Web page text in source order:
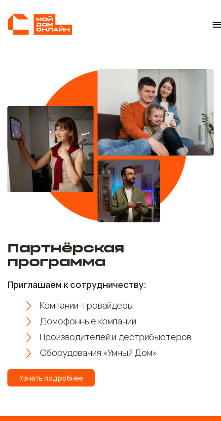
Партнёрская
программа
Приглашаем к сотрудничеству:
Компании-провайдеры
Домофонные компании
Производителей и дестрибьютеров
Оборудования «Умный Дом»
Узнать подробнее